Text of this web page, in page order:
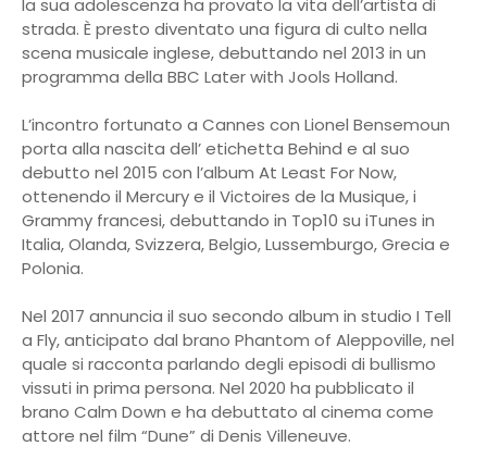
la sua adolescenza ha provato la vita dell’artista di
strada. È presto diventato una figura di culto nella
scena musicale inglese, debuttando nel 2013 in un
programma della BBC Later with Jools Holland.
L’incontro fortunato a Cannes con Lionel Bensemoun
porta alla nascita dell’ etichetta Behind e al suo
debutto nel 2015 con l’album At Least For Now,
ottenendo il Mercury e il Victoires de la Musique, i
Grammy francesi, debuttando in Top10 su iTunes in
Italia, Olanda, Svizzera, Belgio, Lussemburgo, Grecia e
Polonia.
Nel 2017 annuncia il suo secondo album in studio I Tell
a Fly, anticipato dal brano Phantom of Aleppoville, nel
quale si racconta parlando degli episodi di bullismo
vissuti in prima persona. Nel 2020 ha pubblicato il
brano Calm Down e ha debuttato al cinema come
attore nel film “Dune” di Denis Villeneuve.